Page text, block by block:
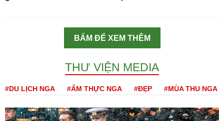
BẤM ĐỂ XEM THÊM
THƯ VIỆN MEDIA
#DU LỊCH NGA #ẨM THỰC NGA #ĐẸP #MÙA THU NGA